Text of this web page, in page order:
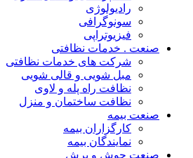
رادیولوژی
سونوگرافی
فیزیوتراپی
صنعت . خدمات نظافتی
شرکت های خدمات نظافتی
مبل شویی و قالی شویی
نظافت راه پله و لاوی
نظافت ساختمان و منزل
صنعت بیمه
کارگزاران بیمه
نمایندگان بیمه
صنعت جوش و برش